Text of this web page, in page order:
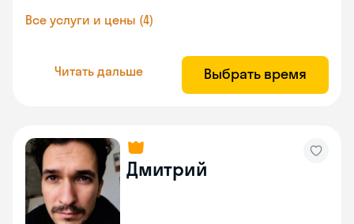
Все услуги и цены (4)
Читать дальше Выбрать время
Дмитрий